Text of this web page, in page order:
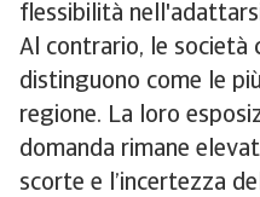
flessibilità
Al contrario, le società
distinguono come le
regione. La loro
domanda rimane
scorte e l’incertezza